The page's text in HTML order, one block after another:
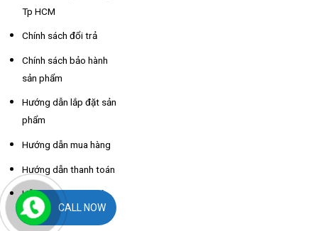
Tp HCM
Chính sách đổi trả
Chính sách bảo hành
sản phẩm
Hướng dẫn lắp đặt sản
phẩm
Hướng dẫn mua hàng
Hướng dẫn thanh toán
Hỗ trợ thông tin nhà
xe các tỉnhCALL NOW